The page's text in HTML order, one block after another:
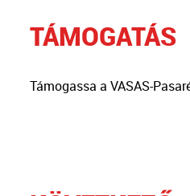
TÁMOGATÁS
Támogassa a VASAS-